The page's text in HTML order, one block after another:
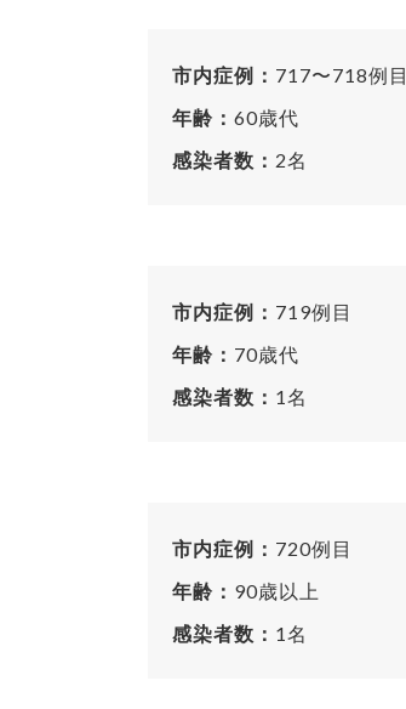
市内症例： 717〜718例目
年齢： 60歳代
感染者数： 2名
市内症例： 719例目
年齢： 70歳代
感染者数： 1名
市内症例： 720例目
年齢： 90歳以上
感染者数： 1名